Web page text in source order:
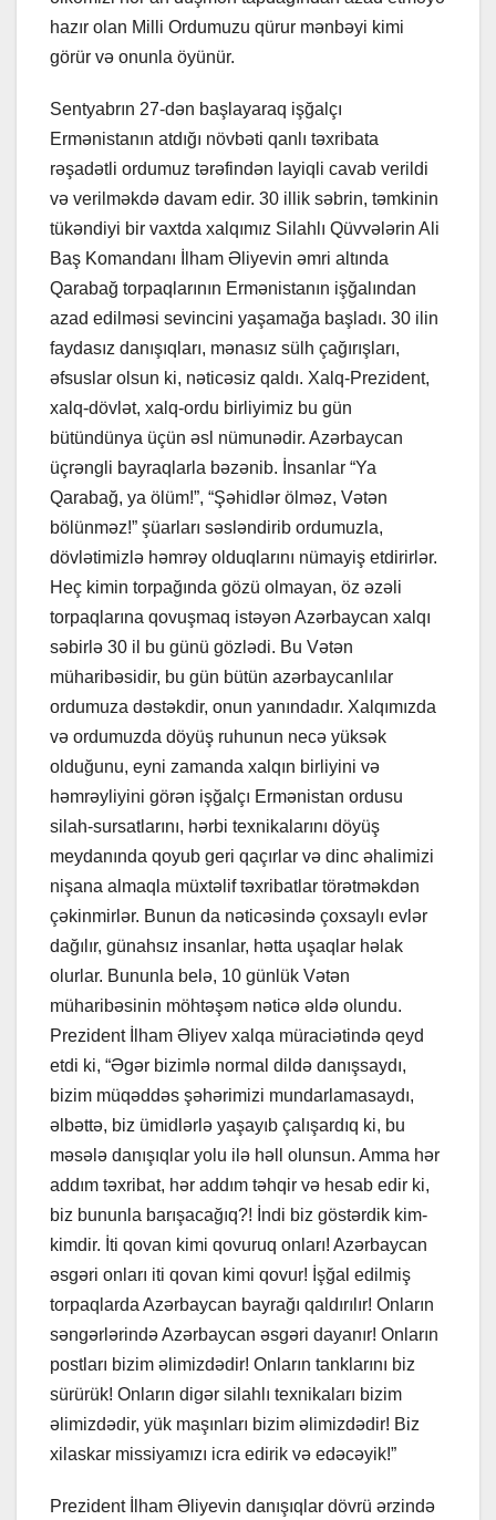
hazır olan Milli Ordumuzu qürur mənbəyi kimi
görür və onunla öyünür.
Sentyabrın 27-dən başlayaraq işğalçı
Ermənistanın atdığı növbəti qanlı təxribata
rəşadətli ordumuz tərəfindən layiqli cavab verildi
və verilməkdə davam edir. 30 illik səbrin, təmkinin
tükəndiyi bir vaxtda xalqımız Silahlı Qüvvələrin Ali
Baş Komandanı İlham Əliyevin əmri altında
Qarabağ torpaqlarının Ermənistanın işğalından
azad edilməsi sevincini yaşamağa başladı. 30 ilin
faydasız danışıqları, mənasız sülh çağırışları,
əfsuslar olsun ki, nəticəsiz qaldı. Xalq-Prezident,
xalq-dövlət, xalq-ordu birliyimiz bu gün
bütündünya üçün əsl nümunədir. Azərbaycan
üçrəngli bayraqlarla bəzənib. İnsanlar “Ya
Qarabağ, ya ölüm!”, “Şəhidlər ölməz, Vətən
bölünməz!” şüarları səsləndirib ordumuzla,
dövlətimizlə həmrəy olduqlarını nümayiş etdirirlər.
Heç kimin torpağında gözü olmayan, öz əzəli
torpaqlarına qovuşmaq istəyən Azərbaycan xalqı
səbirlə 30 il bu günü gözlədi. Bu Vətən
müharibəsidir, bu gün bütün azərbaycanlılar
ordumuza dəstəkdir, onun yanındadır. Xalqımızda
və ordumuzda döyüş ruhunun necə yüksək
olduğunu, eyni zamanda xalqın birliyini və
həmrəyliyini görən işğalçı Ermənistan ordusu
silah-sursatlarını, hərbi texnikalarını döyüş
meydanında qoyub geri qaçırlar və dinc əhalimizi
nişana almaqla müxtəlif təxribatlar törətməkdən
çəkinmirlər. Bunun da nəticəsində çoxsaylı evlər
dağılır, günahsız insanlar, hətta uşaqlar həlak
olurlar. Bununla belə, 10 günlük Vətən
müharibəsinin möhtəşəm nəticə əldə olundu.
Prezident İlham Əliyev xalqa müraciətində qeyd
etdi ki, “Əgər bizimlə normal dildə danışsaydı,
bizim müqəddəs şəhərimizi mundarlamasaydı,
əlbəttə, biz ümidlərlə yaşayıb çalışardıq ki, bu
məsələ danışıqlar yolu ilə həll olunsun. Amma hər
addım təxribat, hər addım təhqir və hesab edir ki,
biz bununla barışacağıq?! İndi biz göstərdik kim-
kimdir. İti qovan kimi qovuruq onları! Azərbaycan
əsgəri onları iti qovan kimi qovur! İşğal edilmiş
torpaqlarda Azərbaycan bayrağı qaldırılır! Onların
səngərlərində Azərbaycan əsgəri dayanır! Onların
postları bizim əlimizdədir! Onların tanklarını biz
sürürük! Onların digər silahlı texnikaları bizim
əlimizdədir, yük maşınları bizim əlimizdədir! Biz
xilaskar missiyamızı icra edirik və edəcəyik!”
Prezident İlham Əliyevin danışıqlar dövrü ərzində